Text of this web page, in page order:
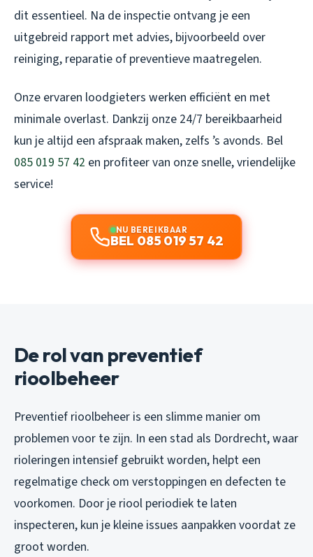
dit essentieel. Na de inspectie ontvang je een
uitgebreid rapport met advies, bijvoorbeeld over
reiniging, reparatie of preventieve maatregelen.
Onze ervaren loodgieters werken efficiënt en met
minimale overlast. Dankzij onze 24/7 bereikbaarheid
kun je altijd een afspraak maken, zelfs ’s avonds. Bel
085 019 57 42 en profiteer van onze snelle, vriendelijke
service!
NU BEREIKBAAR
BEL 085 019 57 42
De rol van preventief
rioolbeheer
Preventief rioolbeheer is een slimme manier om
problemen voor te zijn. In een stad als Dordrecht, waar
rioleringen intensief gebruikt worden, helpt een
regelmatige check om verstoppingen en defecten te
voorkomen. Door je riool periodiek te laten
inspecteren, kun je kleine issues aanpakken voordat ze
groot worden.